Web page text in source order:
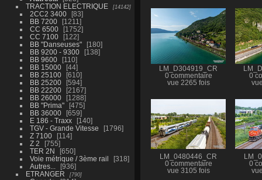
TRACTION ELECTRIQUE
14142
2CC2 3400
83
BB 7200
1211
CC 6500
1752
CC 7100
122
BB "Danseuses"
180
BB 9200 - 9300
138
BB 9600
110
BB 15000
44
BB 25100
610
BB 25200
594
BB 22200
2167
BB 26000
1288
BB "Prima"
475
BB 36000
659
E 186 - Traxx
140
TGV - Grande Vitesse
1796
Z 7100
114
Z 2
755
TER 2N
650
Voie métrique / 3ème rail
318
Autres...
936
ETRANGER
790
LM_D304919_CR
0 commentaire
vue 2265 fois
0
LM_0480446_CR
0 commentaire
vue 3105 fois
0